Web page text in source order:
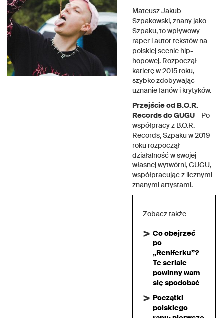
Mateusz Jakub
Szpakowski, znany jako
Szpaku, to wpływowy
raper i autor tekstów na
polskiej scenie hip-
hopowej. Rozpoczął
karierę w 2015 roku,
szybko zdobywając
uznanie fanów i krytyków.
Przejście od B.O.R.
Records do GUGU– Po
współpracy z B.O.R.
Records, Szpaku w 2019
roku rozpoczął
działalność w swojej
własnej wytwórni, GUGU,
współpracując z licznymi
znanymi artystami.
Zobacz także
Co obejrzeć
po
„Reniferku”?
Te seriale
powinny wam
się spodobać
Początki
polskiego